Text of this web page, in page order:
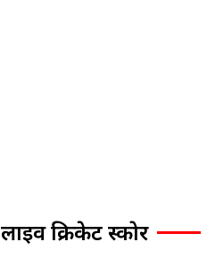
लाइव क्रिकेट स्कोर